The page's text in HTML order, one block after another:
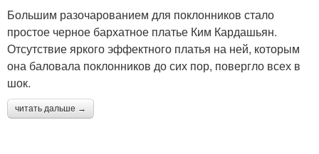
Большим разочарованием для поклонников стало
простое черное бархатное платье Ким Кардашьян.
Отсутствие яркого эффектного платья на ней, которым
она баловала поклонников до сих пор, повергло всех в
шок.
читать дальше →